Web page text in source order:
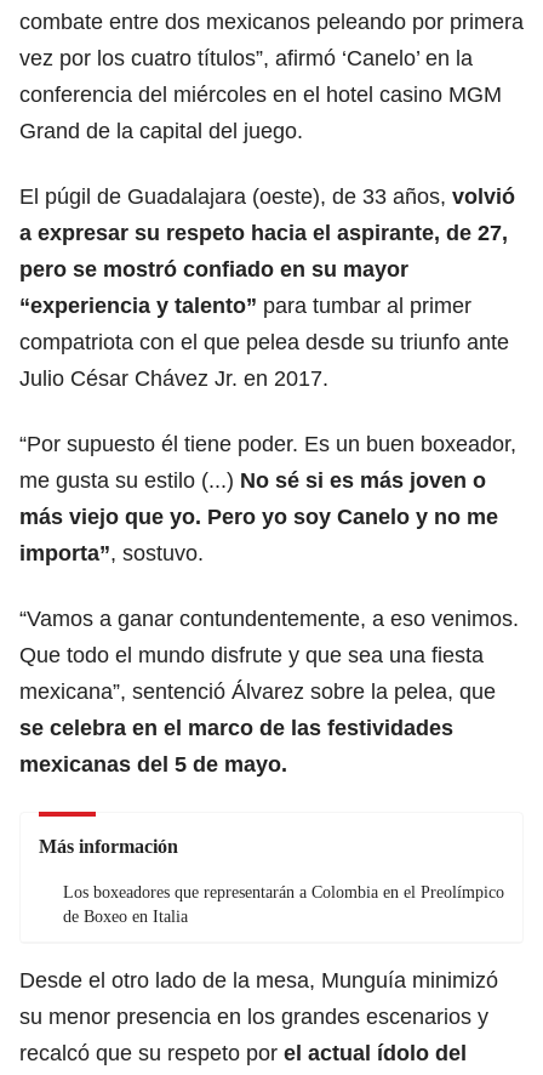
combate entre dos mexicanos peleando por primera
vez por los cuatro títulos”, afirmó ‘Canelo’ en la
conferencia del miércoles en el hotel casino MGM
Grand de la capital del juego.
El púgil de Guadalajara (oeste), de 33 años, volvió
a expresar su respeto hacia el aspirante, de 27,
pero se mostró confiado en su mayor
“experiencia y talento” para tumbar al primer
compatriota con el que pelea desde su triunfo ante
Julio César Chávez Jr. en 2017.
“Por supuesto él tiene poder. Es un buen boxeador,
me gusta su estilo (...) No sé si es más joven o
más viejo que yo. Pero yo soy Canelo y no me
importa”, sostuvo.
“Vamos a ganar contundentemente, a eso venimos.
Que todo el mundo disfrute y que sea una fiesta
mexicana”, sentenció Álvarez sobre la pelea, que
se celebra en el marco de las festividades
mexicanas del 5 de mayo.
Más información
Los boxeadores que representarán a Colombia en el Preolímpico
de Boxeo en Italia
Desde el otro lado de la mesa, Munguía minimizó
su menor presencia en los grandes escenarios y
recalcó que su respeto por el actual ídolo del